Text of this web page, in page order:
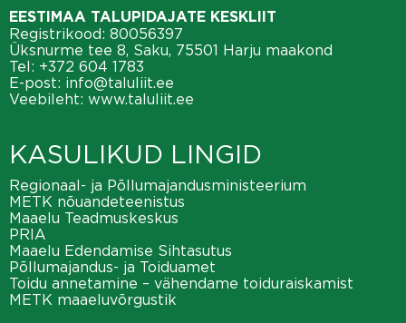
EESTIMAA TALUPIDAJATE KESKLIIT
Registrikood: 80056397
Üksnurme tee 8, Saku, 75501 Harju maakond
Tel: +372 604 1783
E-post: info@taluliit.ee
Veebileht: www.taluliit.ee
KASULIKUD LINGID
Regionaal- ja Põllumajandusministeerium
METK nõuandeteenistus
Maaelu Teadmuskeskus
PRIA
Maaelu Edendamise Sihtasutus
Põllumajandus- ja Toiduamet
Toidu annetamine – vähendame toiduraiskamist
METK maaeluvõrgustik